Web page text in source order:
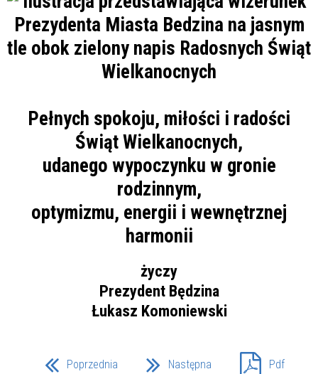
Pełnych spokoju, miłości i radości
Świąt Wielkanocnych,
udanego wypoczynku w gronie
rodzinnym,
optymizmu, energii i wewnętrznej
harmonii
życzy
Prezydent Będzina
Łukasz Komoniewski
Poprzednia Następna Pdf